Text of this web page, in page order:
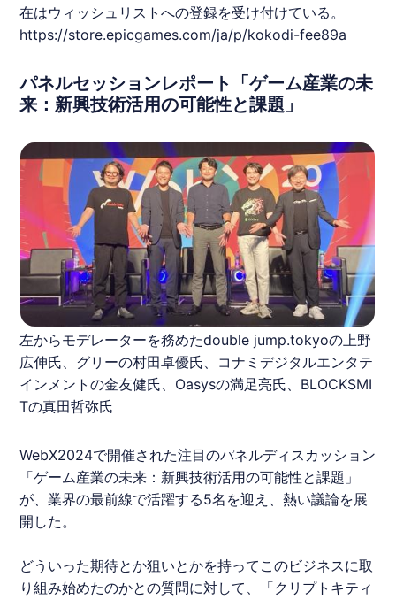
在はウィッシュリストへの登録を受け付けている。
https://store.epicgames.com/ja/p/kokodi-fee89a
パネルセッションレポート「ゲーム産業の未
来：新興技術活用の可能性と課題」
左からモデレーターを務めたdouble jump.tokyoの上野
広伸氏、グリーの村田卓優氏、コナミデジタルエンタテ
インメントの金友健氏、Oasysの満足亮氏、BLOCKSMI
Tの真田哲弥氏
WebX2024で開催された注目のパネルディスカッション
「ゲーム産業の未来：新興技術活用の可能性と課題」
が、業界の最前線で活躍する5名を迎え、熱い議論を展
開した。
どういった期待とか狙いとかを持ってこのビジネスに取
り組み始めたのかとの質問に対して、「クリプトキティ